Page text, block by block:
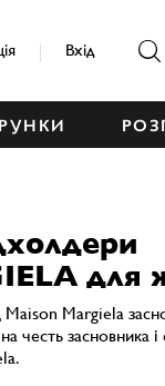
Вхід
для
Maison Margiela
честь засновника і